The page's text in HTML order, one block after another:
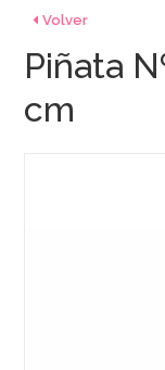
Volver
Piñata
cm